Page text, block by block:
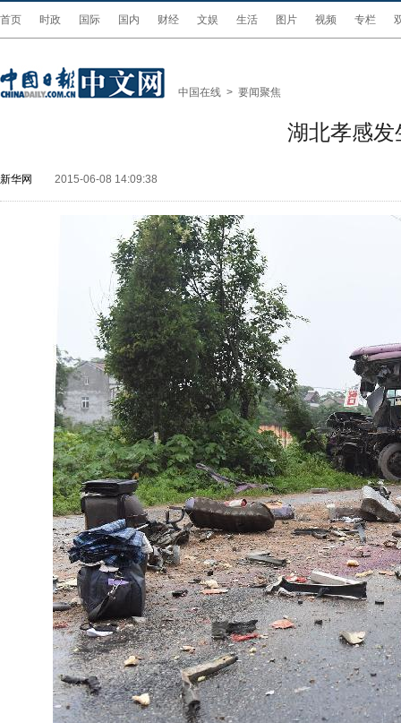
首页 时政 国际 国内 财经 文娱 生活 图片 视频 专栏
中国在线 > 要闻聚焦
湖北孝感发
新华网 2015-06-08 14:09:38